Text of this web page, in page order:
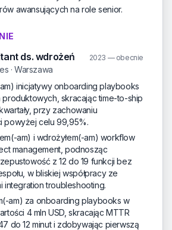
awansujących na role senior.
ds. wdrożeń 2023 — obecnie
· Warszawa
inicjatywy onboarding playbooks
produktowych, skracając time-to-ship
przy zachowaniu
powyżej celu 99,95%.
am) i wdrożyłem(-am) workflow
management, podnosząc
z 12 do 19 funkcji bez
w bliskiej współpracy ze
integration troubleshooting.
am) za onboarding playbooks w
4 mln USD, skracając MTTR
do 12 minut i zdobywając pierwszą